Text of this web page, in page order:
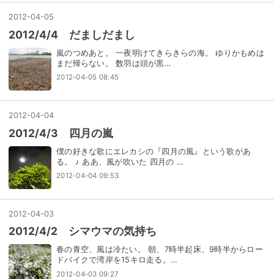
2012-04-05
2012/4/4 だましだまし
嵐のつめあと。 一夜明けてきらきらの海。 ゆりかもめは
まだ帰らない。 数羽は頭が黒…
2012-04-05 08:45
2012-04-04
2012/4/3 四月の嵐
僕の好きな歌にエレカシの『四月の風』という歌があ
る。 ♪ ああ、風が吹いた 四月の …
2012-04-04 09:53
2012-04-03
2012/4/2 シマウマの気持ち
春の青空、風は冷たい。 朝、7時半起床、9時半からロー
ドバイクで湾岸を15キロ走る。…
2012-04-03 09:27